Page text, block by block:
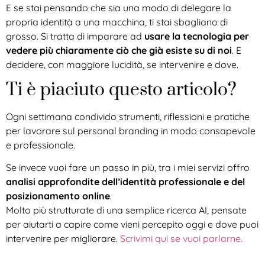
E se stai pensando che sia una modo di delegare la
propria identità a una macchina, ti stai sbagliano di
grosso. Si tratta di imparare ad usare la tecnologia per
vedere più chiaramente ciò che già esiste su di noi. E
decidere, con maggiore lucidità, se intervenire e dove.
Ti è piaciuto questo articolo?
Ogni settimana condivido strumenti, riflessioni e pratiche
per lavorare sul personal branding in modo consapevole
e professionale.
Se invece vuoi fare un passo in più, tra i miei servizi offro
analisi approfondite dell’identità professionale e del
posizionamento online.
Molto più strutturate di una semplice ricerca AI, pensate
per aiutarti a capire come vieni percepito oggi e dove puoi
intervenire per migliorare. Scrivimi qui se vuoi parlarne.